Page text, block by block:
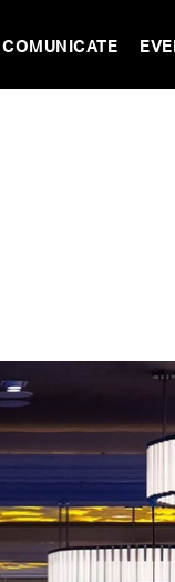
COMUNICATE